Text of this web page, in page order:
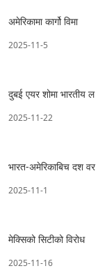
अमेरिकामा कार्गो विमा
2025-11-5
दुबई एयर शोमा भारतीय ल
2025-11-22
भारत-अमेरिकाबिच दश वर
2025-11-1
मेक्सिको सिटीको विरोध
2025-11-16